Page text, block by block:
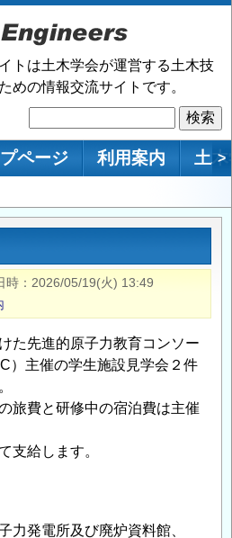
トは土木学会が運営する土木技
めの情報交流サイトです。
索
プページ 利用案内 土 >
時
2026/05/19(火) 13:49
た先進的原子力教育コンソー
）主催の学生施設見学会２件
旅費と研修中の宿泊費は主催
支給します。
力発電所及び廃炉資料館、